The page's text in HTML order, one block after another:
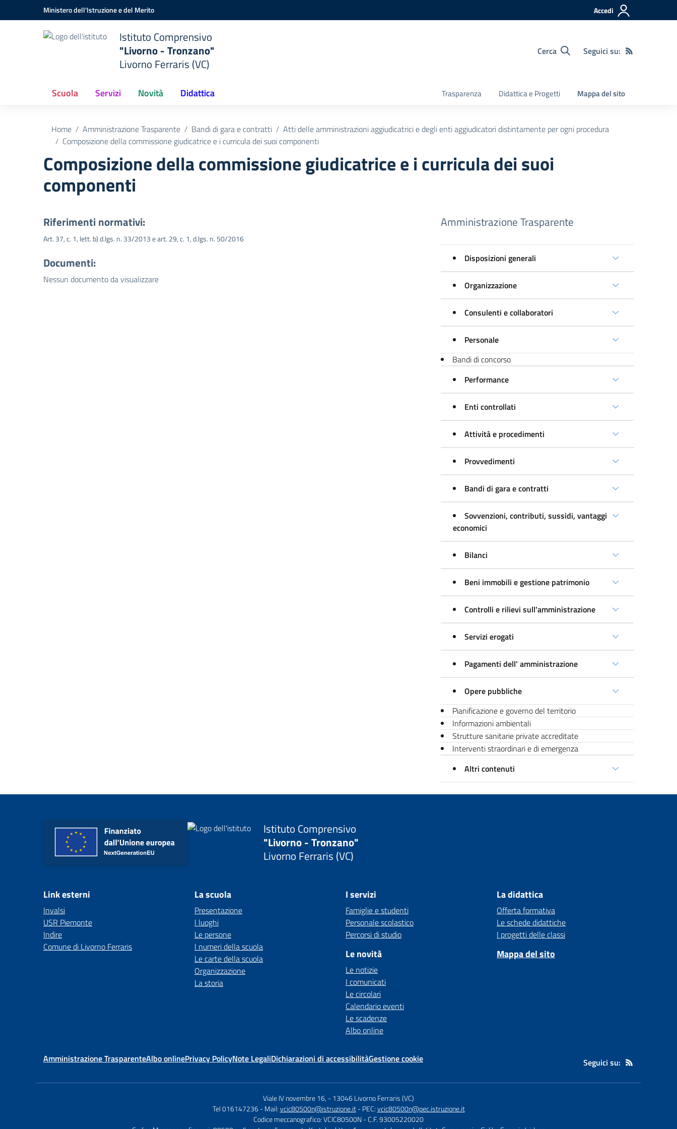
Vai ai contenuti
Vai al menu di navigazioneMinistero dell'Istruzione e del Merito Accedi
Istituto Comprensivo
"Livorno - Tronzano"
Livorno Ferraris (VC)
Cerca Seguici su:
Scuola Servizi Novità Didattica Trasparenza Didattica e Progetti Mappa del sito
Home Amministrazione Trasparente Bandi di gara e contratti
Atti delle amministrazioni aggiudicatrici e degli enti aggiudicatori distintamente per ogni procedura
Composizione della commissione giudicatrice e i curricula dei suoi componenti
Composizione della commissione giudicatrice e i curricula dei suoi
componenti
Riferimenti normativi:
Art. 37, c. 1, lett. b) d.lgs. n. 33/2013 e art. 29, c. 1, d.lgs. n. 50/2016
Documenti:
Nessun documento da visualizzare
Amministrazione Trasparente
Disposizioni generali
Organizzazione
Consulenti e collaboratori
Personale
Bandi di concorso
Performance
Enti controllati
Attività e procedimenti
Provvedimenti
Bandi di gara e contratti
Sovvenzioni, contributi, sussidi, vantaggi
economici
Bilanci
Beni immobili e gestione patrimonio
Controlli e rilievi sull'amministrazione
Servizi erogati
Pagamenti dell' amministrazione
Opere pubbliche
Pianificazione e governo del territorio
Informazioni ambientali
Strutture sanitarie private accreditate
Interventi straordinari e di emergenza
Altri contenuti
Istituto Comprensivo
"Livorno - Tronzano"
Livorno Ferraris (VC)
Link esterni
Invalsi
USR Piemonte
Indire
Comune di Livorno Ferraris
La scuola
Presentazione
I luoghi
Le persone
I numeri della scuola
Le carte della scuola
Organizzazione
La storia
I servizi
Famiglie e studenti
Personale scolastico
Percorsi di studio
Le novità
Le notizie
I comunicati
Le circolari
Calendario eventi
Le scadenze
Albo online
La didattica
Offerta formativa
Le schede didattiche
I progetti delle classi
Mappa del sito
Amministrazione TrasparenteAlbo onlinePrivacy PolicyNote LegaliDichiarazioni di accessibilitàGestione cookie Seguici su:
Viale IV novembre 16, -13046 Livorno Ferraris (VC)
Tel 016147236 - Mail:vcic80500n@istruzione.it - PEC:vcic80500n@pec.istruzione.it
Codice meccanografico: VCIC80500N- C.F. 93005220020